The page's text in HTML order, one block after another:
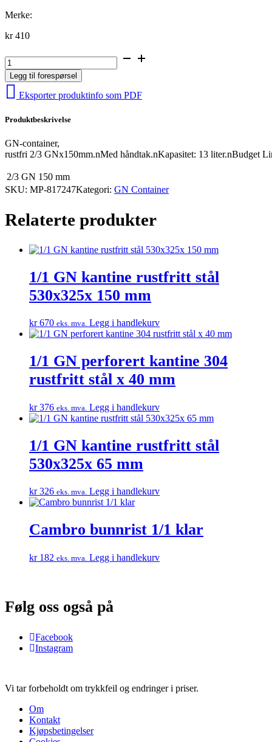
Merke:
kr410
Rustfri
kantine
2/3
GN,
med
BL
mm
antall
Legg til forespørsel
Eksporter produktinfo som PDF
Produktbeskrivelse
GN-container,
rustfri 2/3 GNx150mm.nMed håndtak.nKapasitet: 13 liter.nBudget
2/3 GN 150 mm
SKU: MP-817247Kategori: GN Container
Relaterte produkter
1/1 GN kantine rustfritt stål
530x325x 150 mm
kr670 eks. mva. Legg i handlekurv
1/1 GN perforert kantine 304
rustfritt stål x 40 mm
kr376 eks. mva. Legg i handlekurv
1/1 GN kantine rustfritt stål
530x325x 65 mm
kr326 eks. mva. Legg i handlekurv
Cambro bunnrist 1/1 klar
kr182 eks. mva. Legg i handlekurv
Følg oss også på
Facebook
Instagram
Vi tar forbeholdt om trykkfeil og endringer i priser.
Om
Kontakt
Kjøpsbetingelser